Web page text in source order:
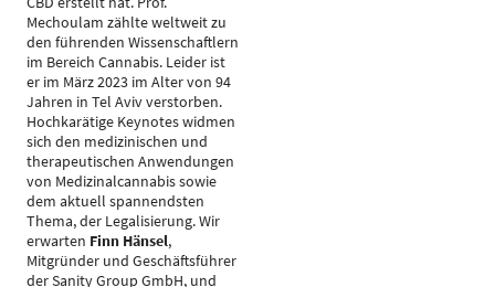
Mechoulam zählte weltweit zu
den führenden Wissenschaftlern
im Bereich Cannabis. Leider ist
er im März 2023 im Alter von 94
Jahren in Tel Aviv verstorben.
Hochkarätige Keynotes widmen
sich den medizinischen und
therapeutischen Anwendungen
von Medizinalcannabis sowie
dem aktuell spannendsten
Thema, der Legalisierung. Wir
erwarten Finn Hänsel,
Mitgründer und Geschäftsführer
der Sanity Group GmbH, und